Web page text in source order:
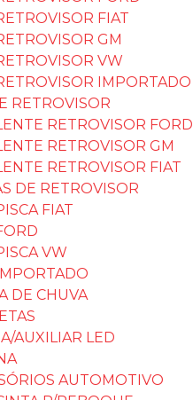
FIAT
GM
VW
IMPORTADO
RETROVISOR
RETROVISOR FORD
RETROVISOR GM
RETROVISOR FIAT
DE RETROVISOR
FIAT
VW
DE CHUVA
AUXILIAR LED
AUTOMOTIVO